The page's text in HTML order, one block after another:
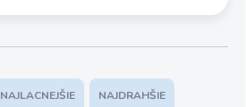
NAJLACNEJŠIE NAJDRAHŠIE